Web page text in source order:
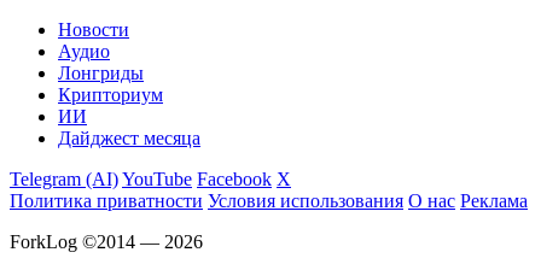
Новости
Аудио
Лонгриды
Крипториум
ИИ
Дайджест месяца
Telegram (AI)YouTube Facebook X
Политика приватности Условия использования О нас Реклама
ForkLog ©2014 — 2026